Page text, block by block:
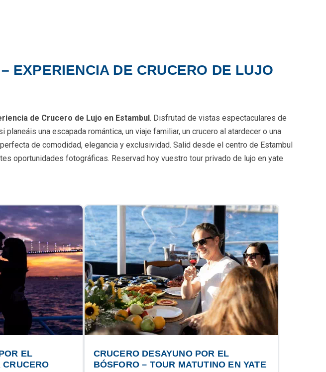
EXPERIENCIA DE CRUCERO DE LUJO
de Crucero de Lujo en Estambul. Disfrutad de vistas espectaculares de
una escapada romántica, un viaje familiar, un crucero al atardecer o una
de comodidad, elegancia y exclusividad. Salid desde el centro de Estambul
oportunidades fotográficas. Reservad hoy vuestro tour privado de lujo en yate
EL
CRUCERO DESAYUNO POR EL
BÓSFORO – TOUR MATUTINO EN YATE